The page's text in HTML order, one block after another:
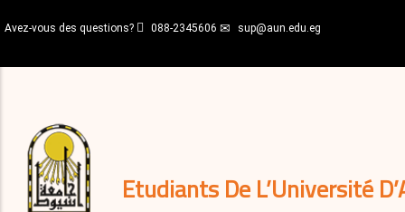
au
principal
Avez-vous des questions? 088-2345606 sup@aun.edu.eg
Etudiants De L’Université
décisions
Expatriés
Journal